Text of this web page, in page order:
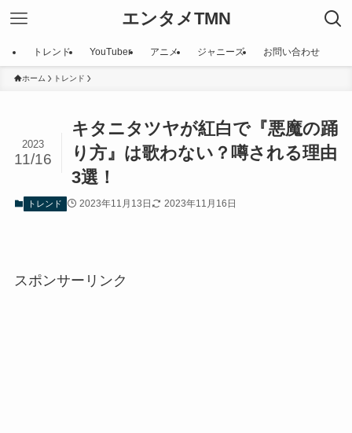
エンタメTMN
トレンド YouTuber アニメ ジャニーズ お問い合わせ
ホーム トレンド
キタニタツヤが紅白で『悪魔の踊
り方』は歌わない？噂される理由
3選！
2023
11/16
トレンド 2023年11月13日 2023年11月16日
スポンサーリンク